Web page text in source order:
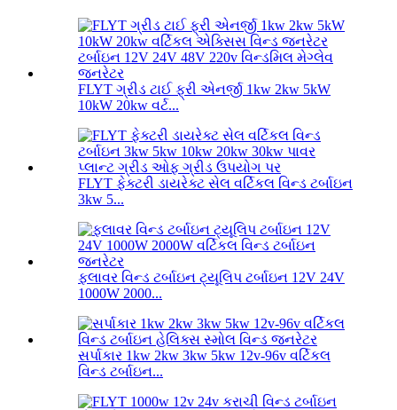
FLYT ગ્રીડ ટાઈ ફ્રી એનર્જી 1kw 2kw 5kW
10kW 20kw વર્ટ...
FLYT ફેક્ટરી ડાયરેક્ટ સેલ વર્ટિકલ વિન્ડ ટર્બાઇન
3kw 5...
ફ્લાવર વિન્ડ ટર્બાઇન ટ્યૂલિપ ટર્બાઇન 12V 24V
1000W 2000...
સર્પાકાર 1kw 2kw 3kw 5kw 12v-96v વર્ટિકલ
વિન્ડ ટર્બાઇન...